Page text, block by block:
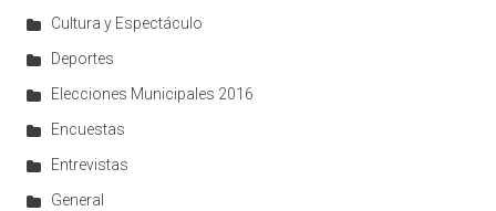
Cultura y Espectáculo
Deportes
Elecciones Municipales 2016
Encuestas
Entrevistas
General